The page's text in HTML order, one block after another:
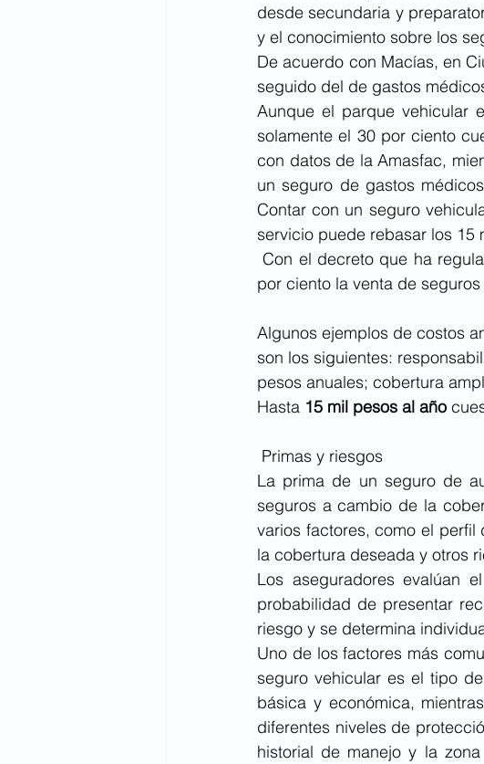
desde secundaria y
y el conocimiento sobre los
De acuerdo con Macías, en
seguido del de gastos
Aunque el parque vehicular
solamente el 30 por ciento
con datos de la Amasfac,
un seguro de gastos
Contar con un seguro
servicio puede rebasar los 15
Con el decreto que ha
por ciento la venta de
Algunos ejemplos de costos
son los siguientes:
pesos anuales; cobertura
Hasta 15 mil pesos al año
Primas y riesgos
La prima de un seguro de
seguros a cambio de la
varios factores, como el
la cobertura deseada y otros
Los aseguradores evalúan
probabilidad de presentar
riesgo y se determina
Uno de los factores más
seguro vehicular es el tipo
básica y económica,
diferentes niveles de
historial de manejo y la